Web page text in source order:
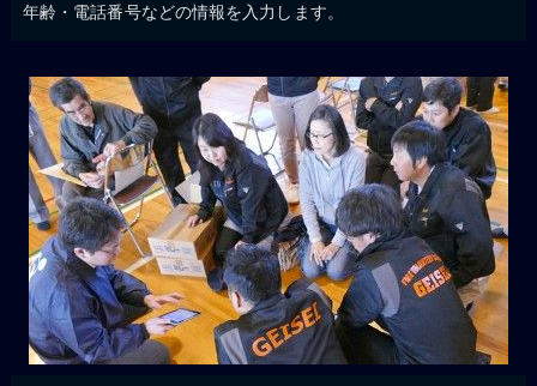
年齢・電話番号などの情報を入力します。